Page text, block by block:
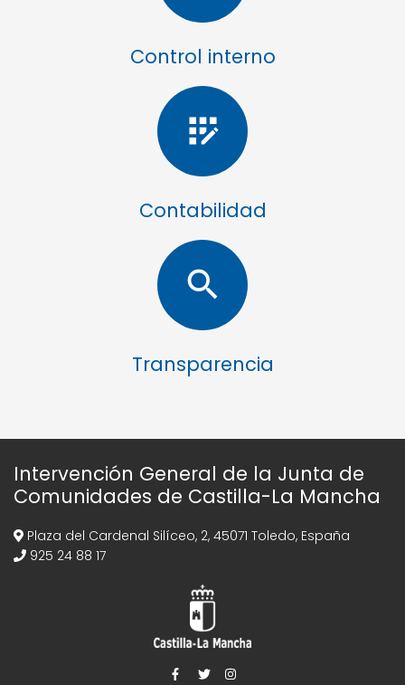
Control interno
app_registration
Contabilidad
search
Transparencia
Intervención General de la Junta de
Comunidades de Castilla-La Mancha
Plaza del Cardenal Silíceo, 2, 45071 Toledo, España
925 24 88 17